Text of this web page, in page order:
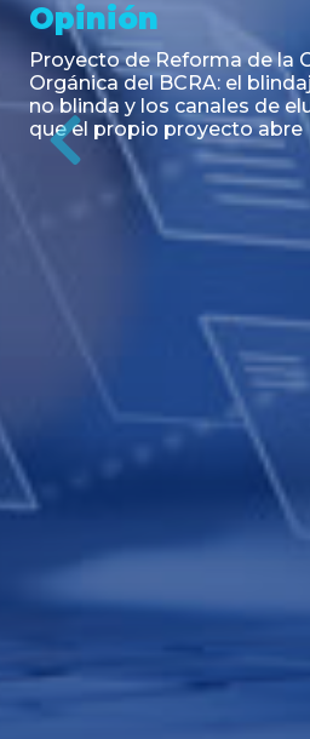
Noticia
RESOLUCIÓN 271/2026 de
SECRETARIA DE
DE PRODUCCIÓN:
unificación de las
obligatorias en la publicidad
juegos y apuestas en...
Previous